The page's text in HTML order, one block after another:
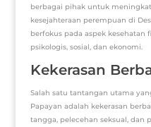
berbagai pihak untuk
kesejahteraan perempuan di
berfokus pada aspek kesehatan
psikologis, sosial, dan ekonomi.
Kekerasan
Salah satu tantangan utama
Papayan adalah kekerasan
tangga, pelecehan seksual, dan